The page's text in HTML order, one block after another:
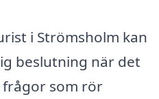
i Strömsholm kan
beslutning när det
som rör